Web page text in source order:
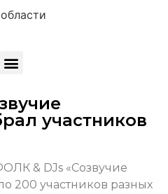
участников
& DJs «Созвучие
200 участников разных